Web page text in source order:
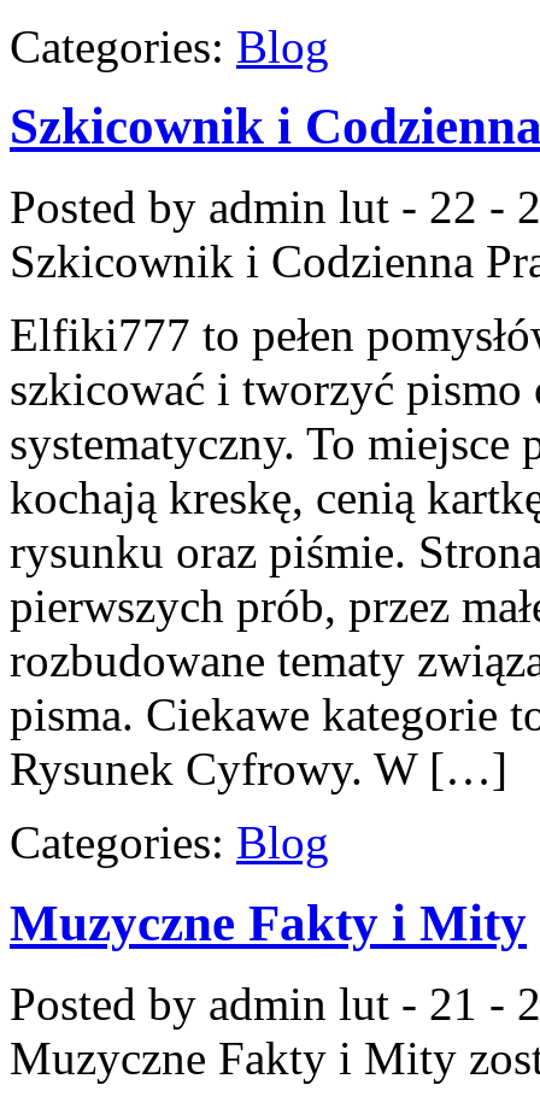
Categories: Blog
Szkicownik i
Posted by admin lut - 22 -
Szkicownik i Codzienna
Elfiki777 to pełen
szkicować i tworzyć pismo
systematyczny. To miejsce
kochają kreskę, cenią
rysunku oraz piśmie.
pierwszych prób, przez
rozbudowane tematy
pisma. Ciekawe kategorie
Rysunek Cyfrowy. W […]
Categories: Blog
Muzyczne Fakty i Mity
Posted by admin lut - 21 -
Muzyczne Fakty i Mity